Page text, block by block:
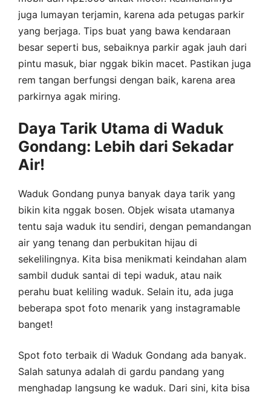
juga lumayan terjamin, karena ada petugas parkir
yang berjaga. Tips buat yang bawa kendaraan
besar seperti bus, sebaiknya parkir agak jauh dari
pintu masuk, biar nggak bikin macet. Pastikan juga
rem tangan berfungsi dengan baik, karena area
parkirnya agak miring.
Daya Tarik Utama di Waduk
Gondang: Lebih dari Sekadar
Air!
Waduk Gondang punya banyak daya tarik yang
bikin kita nggak bosen. Objek wisata utamanya
tentu saja waduk itu sendiri, dengan pemandangan
air yang tenang dan perbukitan hijau di
sekelilingnya. Kita bisa menikmati keindahan alam
sambil duduk santai di tepi waduk, atau naik
perahu buat keliling waduk. Selain itu, ada juga
beberapa spot foto menarik yang instagramable
banget!
Spot foto terbaik di Waduk Gondang ada banyak.
Salah satunya adalah di gardu pandang yang
menghadap langsung ke waduk. Dari sini, kita bisa